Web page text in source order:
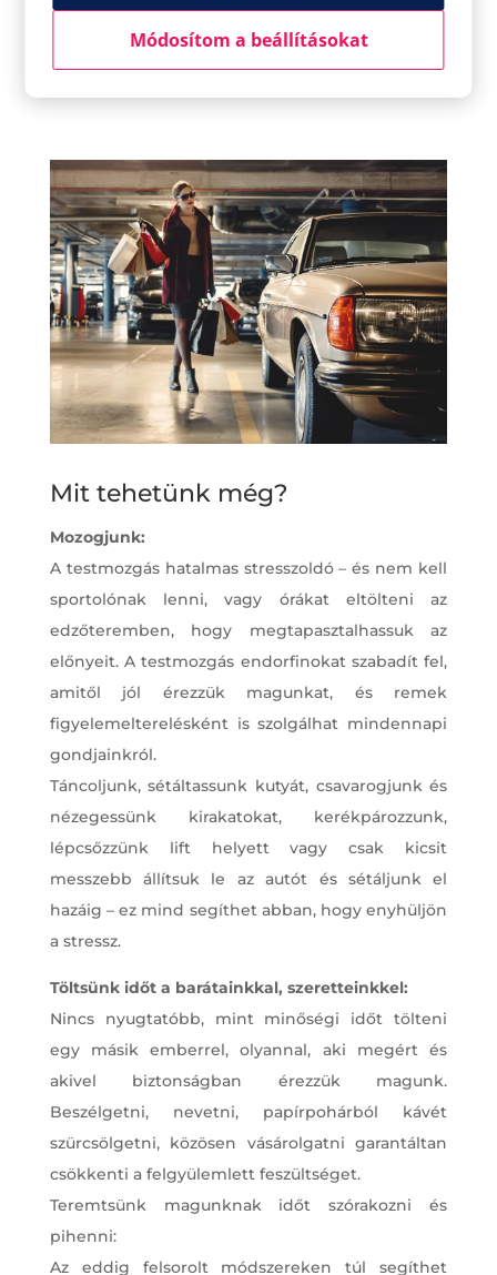
dolgok perspektívában maradjanak, és az
Mit tehetünk még?
Mozogjunk:
A testmozgás hatalmas stresszoldó – és nem kell
sportolónak lenni, vagy órákat eltölteni az
edzőteremben, hogy megtapasztalhassuk az
előnyeit. A testmozgás endorfinokat szabadít fel,
amitől jól érezzük magunkat, és remek
figyelemelterelésként is szolgálhat mindennapi
gondjainkról.
Táncoljunk, sétáltassunk kutyát, csavarogjunk és
nézegessünk kirakatokat, kerékpározzunk,
lépcsőzzünk lift helyett vagy csak kicsit
messzebb állítsuk le az autót és sétáljunk el
hazáig – ez mind segíthet abban, hogy enyhüljön
a stressz.
Töltsünk időt a barátainkkal, szeretteinkkel:
Nincs nyugtatóbb, mint minőségi időt tölteni
egy másik emberrel, olyannal, aki megért és
akivel biztonságban érezzük magunk.
Beszélgetni, nevetni, papírpohárból kávét
szürcsölgetni, közösen vásárolgatni garantáltan
csökkenti a felgyülemlett feszültséget.
Teremtsünk magunknak időt szórakozni és
pihenni:
Az eddig felsorolt módszereken túl segíthet
Módosítom a beállításokat